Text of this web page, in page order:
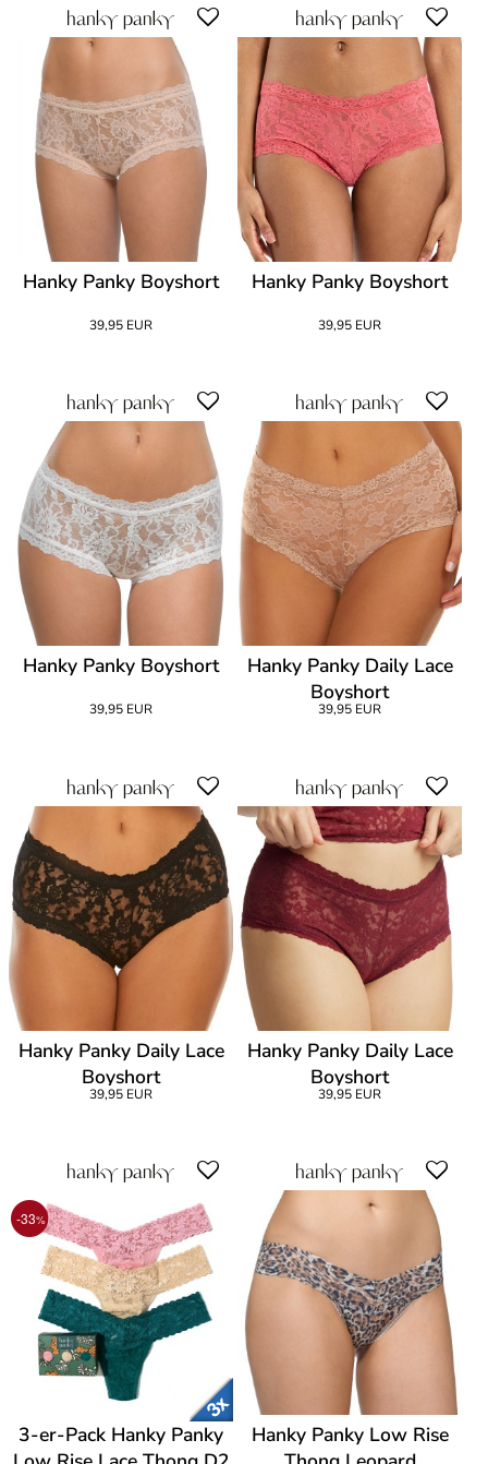
Hanky Panky Boyshort
39,95 EUR
Hanky Panky Boyshort
39,95 EUR
Hanky Panky Boyshort
39,95 EUR
Hanky Panky Daily Lace
Boyshort
39,95 EUR
Hanky Panky Daily Lace
Boyshort
39,95 EUR
Hanky Panky Daily Lace
Boyshort
39,95 EUR
-33%
3-er-Pack Hanky Panky
Hanky Panky Low Rise